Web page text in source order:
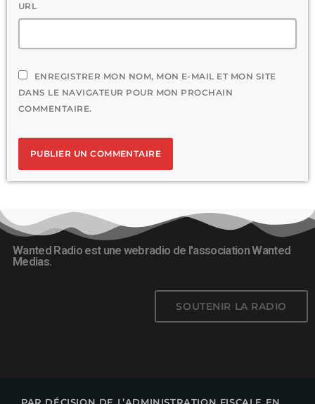
URL
ENREGISTRER MON NOM, MON E-MAIL ET MON SITE
DANS LE NAVIGATEUR POUR MON PROCHAIN
COMMENTAIRE.
Wanted Radio est une webradio de l'association Wanted
Medias.
SOUTENIR LA RADIO
PAR DÉCISION DE L’ADMINISTRATION FISCALE EN